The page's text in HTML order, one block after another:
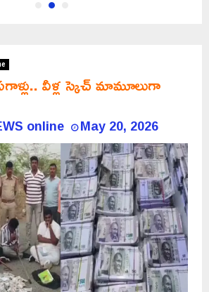
వీళ్ల స్కెచ్ మామూలుగా
online May 20, 2026